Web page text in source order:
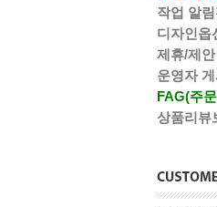
작업 알
디자인옵
제휴/제안
운영자
FAG(주
상품리뷰